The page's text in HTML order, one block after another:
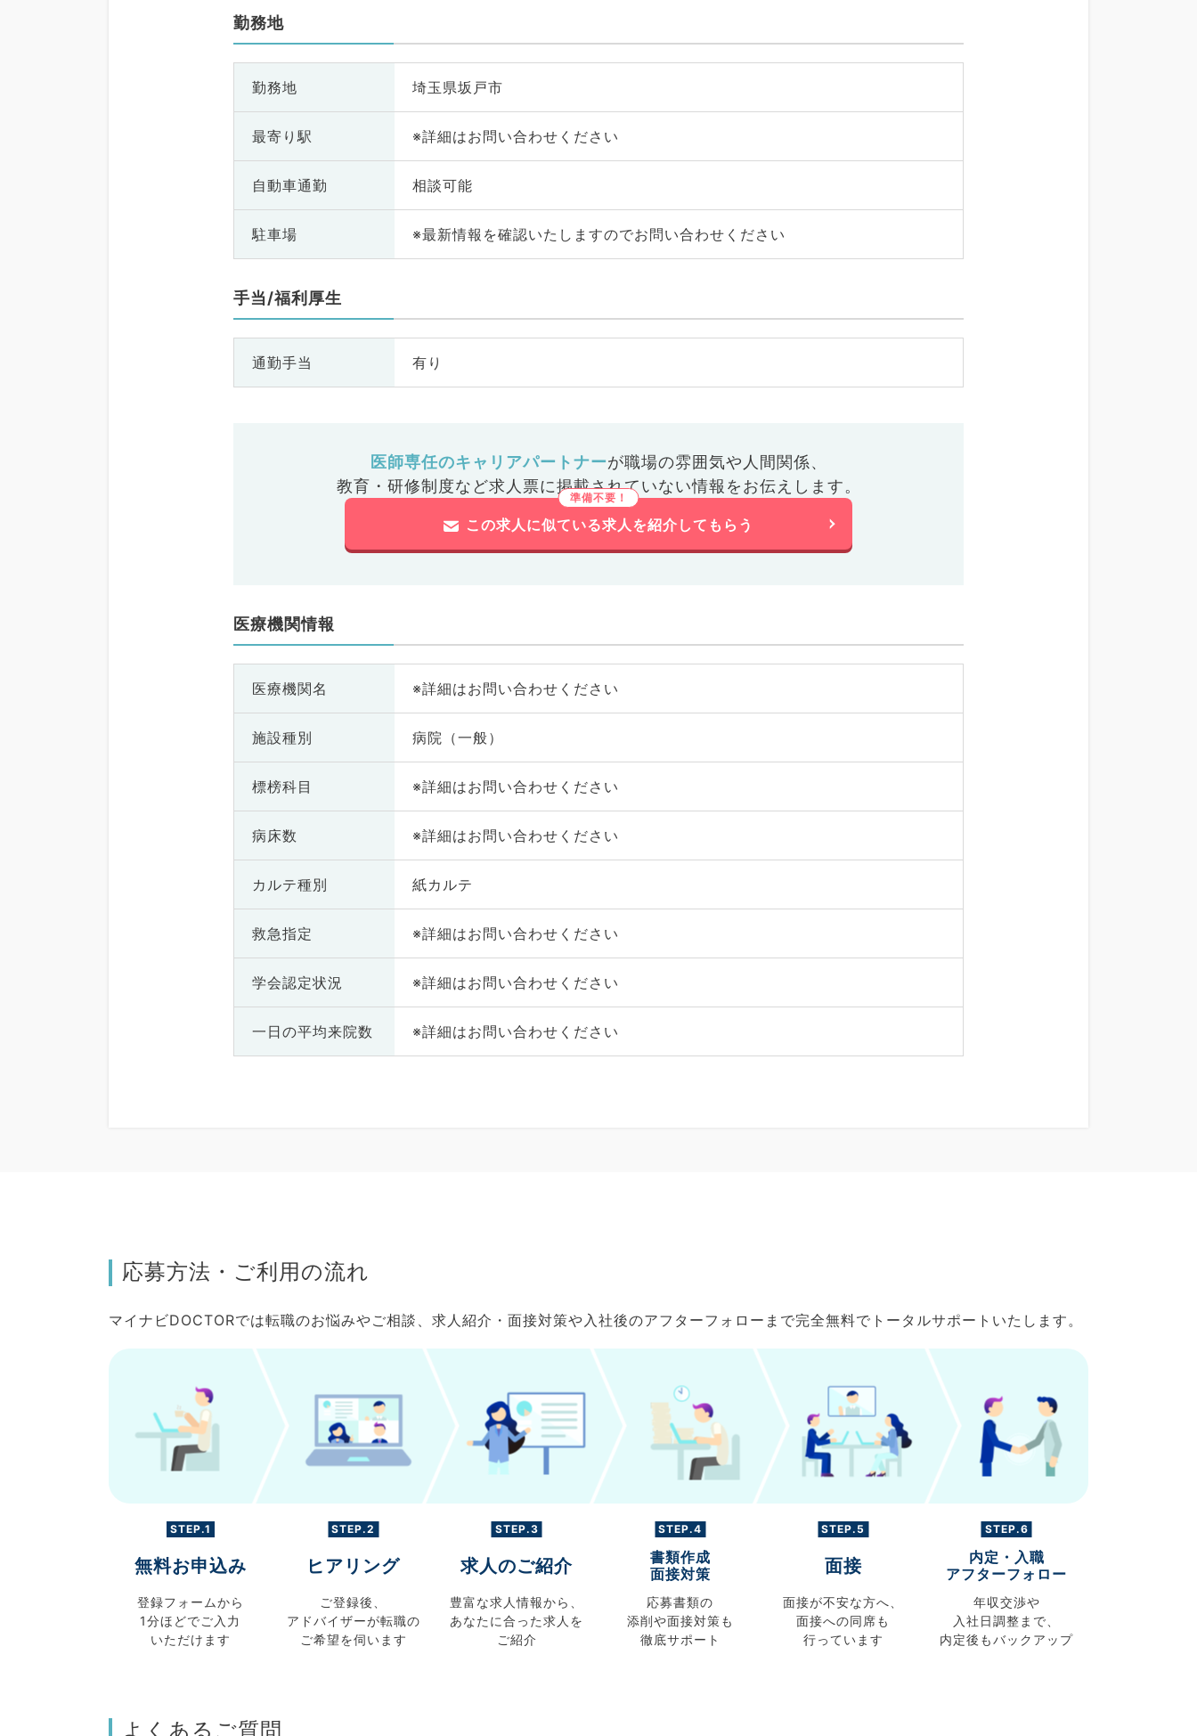
勤務地
勤務地 埼玉県坂戸市
最寄り駅 ※詳細はお問い合わせください
自動車通勤 相談可能
駐車場 ※最新情報を確認いたしますのでお問い合わせください
手当/福利厚生
通勤手当 有り
医師専任のキャリアパートナーが職場の雰囲気や人間関係、
教育・研修制度など求人票に掲載されていない情報をお伝えします。
この求人に似ている求人を紹介してもらう
医療機関情報
医療機関名 ※詳細はお問い合わせください
施設種別 病院（一般）
標榜科目 ※詳細はお問い合わせください
病床数 ※詳細はお問い合わせください
カルテ種別 紙カルテ
救急指定 ※詳細はお問い合わせください
学会認定状況 ※詳細はお問い合わせください
一日の平均来院数 ※詳細はお問い合わせください
応募方法・ご利用の流れ
マイナビDOCTORでは転職のお悩みやご相談、求人紹介・面接対策や入社後のアフターフォローまで完全無料でトータルサポートいたします。
STEP.1
無料お申込み
登録フォームから
1分ほどでご入力
いただけます
STEP.2
ヒアリング
ご登録後、
アドバイザーが転職の
ご希望を伺います
STEP.3
求人のご紹介
豊富な求人情報から、
あなたに合った求人を
ご紹介
STEP.4
書類作成
面接対策
応募書類の
添削や面接対策も
徹底サポート
STEP.5
面接
面接が不安な方へ、
面接への同席も
行っています
STEP.6
内定・入職
アフターフォロー
年収交渉や
入社日調整まで、
内定後もバックアップ
よくあるご質問